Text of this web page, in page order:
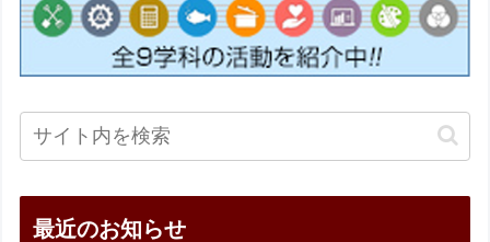
最近のお知らせ